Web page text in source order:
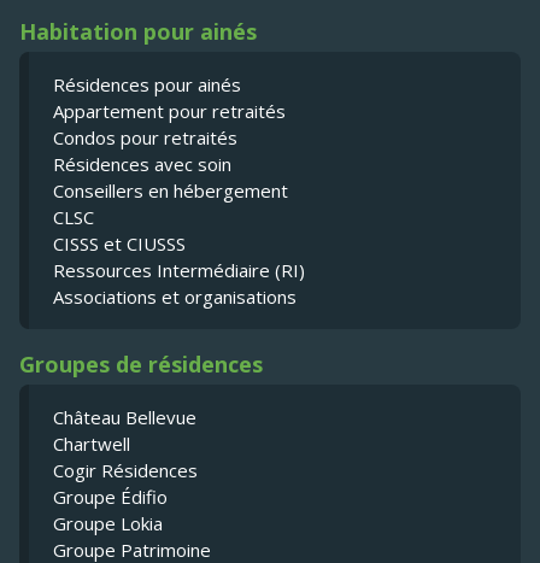
Habitation pour ainés
Résidences pour ainés
Appartement pour retraités
Condos pour retraités
Résidences avec soin
Conseillers en hébergement
CLSC
CISSS et CIUSSS
Ressources Intermédiaire (RI)
Associations et organisations
Groupes de résidences
Château Bellevue
Chartwell
Cogir Résidences
Groupe Édifio
Groupe Lokia
Groupe Patrimoine